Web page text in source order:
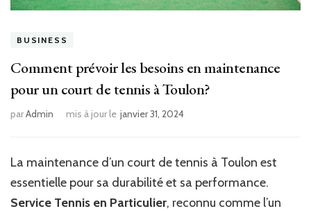
BUSINESS
Comment prévoir les besoins en maintenance
pour un court de tennis à Toulon?
parAdmin mis à jour le janvier 31, 2024
La maintenance d’un court de tennis à Toulon est
essentielle pour sa durabilité et sa performance.
Service Tennis en Particulier, reconnu comme l’un